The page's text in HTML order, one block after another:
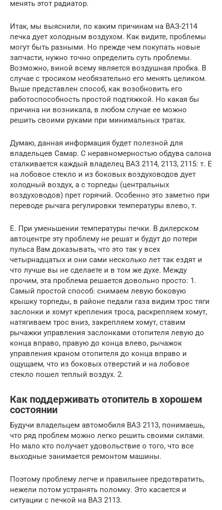
менять этот радиатор.
Итак, мы выяснили, по каким причинам на ВАЗ-2114
печка дует холодным воздухом. Как видите, проблемы
могут быть разными. Но прежде чем покупать новые
запчасти, нужно точно определить суть проблемы.
Возможно, виной всему является воздушная пробка. В
случае с тросиком необязательно его менять целиком.
Выше представлен способ, как возобновить его
работоспособность простой подтяжкой. Но какая бы
причина ни возникала, в любом случае ее можно
решить своими руками при минимальных тратах.
Думаю, данная информация будет полезной для
владельцев Самар. С неравномерностью обдува салона
сталкивается каждый владелец ВАЗ 2114, 2113, 2115: т. Е
на лобовое стекло и из боковых воздуховодов дует
холодный воздух, а с торпеды (центральных
воздуховодов) прет горячий. Особенно это заметно при
переводе рычага регулировки температуры влево, т.
Е. При уменьшении температуры печки. В дилерском
автоцентре эту проблему не решат и будут до потери
пульса Вам доказывать, что это так у всех
четырнадцатых и они сами несколько лет так ездят и
что лучше вы не сделаете и в том же духе. Между
прочим, эта проблема решается довольно просто: 1.
Самый простой способ: снимаем левую боковую
крышку торпеды, в районе педали газа видим трос тяги
заслонки и хомут крепления троса, раскрепляем хомут,
натягиваем трос вниз, закрепляем хомут, ставим
рычажки управления заслонками отопителя левую до
конца вправо, правую до конца влево, рычажок
управления краном отопителя до конца вправо и
ощущаем, что из боковых отверстий и на лобовое
стекло пошел теплый воздух. 2.
Как поддерживать отопитель в хорошем
состоянии
Будучи владельцем автомобиля ВАЗ 2113, понимаешь,
что ряд проблем можно легко решить своими силами.
Но мало кто получает удовольствие о того, что все
выходные занимается ремонтом машины.
Поэтому проблему легче и правильнее предотвратить,
нежели потом устранять поломку. Это касается и
ситуации с печкой на ВАЗ 2113.